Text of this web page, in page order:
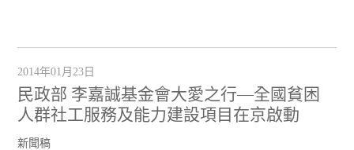
2014年01月23日
民政部 李嘉誠基金會大愛之行—全國貧困
人群社工服務及能力建設項目在京啟動
新聞稿